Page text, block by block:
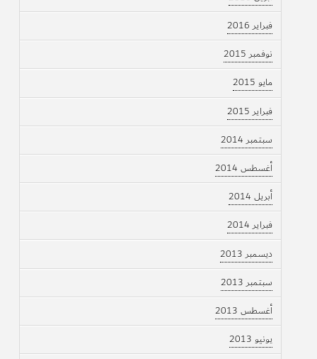
فبراير 2016
نوفمبر 2015
مايو 2015
فبراير 2015
سبتمبر 2014
أغسطس 2014
أبريل 2014
فبراير 2014
ديسمبر 2013
سبتمبر 2013
أغسطس 2013
يونيو 2013